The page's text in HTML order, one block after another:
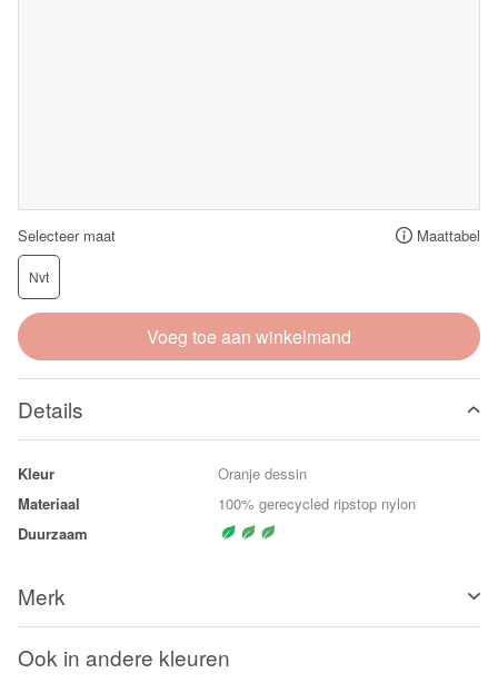
Selecteer maat Maattabel
Nvt
Voeg toe aan winkelmand
Details
Kleur
Oranje dessin
Materiaal
100% gerecycled ripstop nylon
Duurzaam
Merk
Ook in andere kleuren